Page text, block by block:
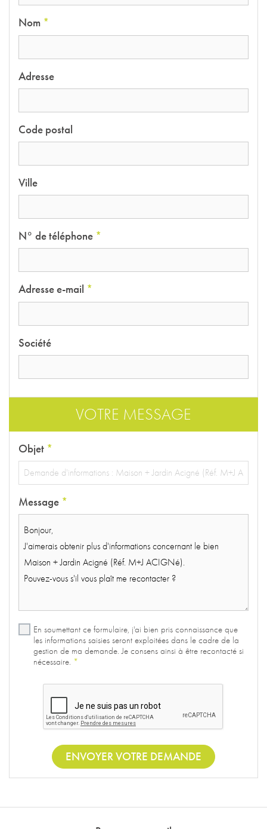
Nom *
Adresse
Code postal
Ville
N° de téléphone *
Adresse e-mail *
Société
VOTRE MESSAGE
Objet *
Message *
En soumettant ce formulaire, j'ai bien pris connaissance que
les informations saisies seront exploitées dans le cadre de la
gestion de ma demande. Je consens ainsi à être recontacté si
nécessaire. *
ENVOYER VOTRE DEMANDE